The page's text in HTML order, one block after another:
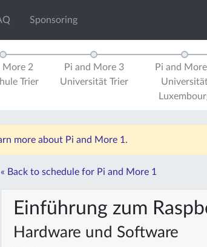
Sponsoring
More 2
Trier
Pi and More 3
Universität Trier
Pi and
more about Pi and More 1.
« Back to schedule for Pi and More 1
Einführung zum
Hardware und Software